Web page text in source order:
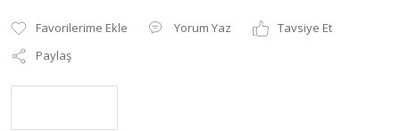
Yorum Yaz
Tavsiye Et
Paylaş